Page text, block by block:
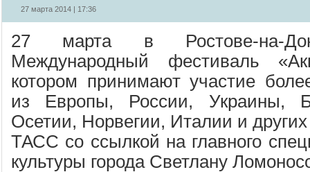
27 марта 2014 | 17:36
27 марта в Ростове-на-
Международный фестиваль
котором принимают участие
из Европы, России, Украины,
Осетии, Норвегии, Италии и
ТАСС со ссылкой на главного
культуры города Светлану